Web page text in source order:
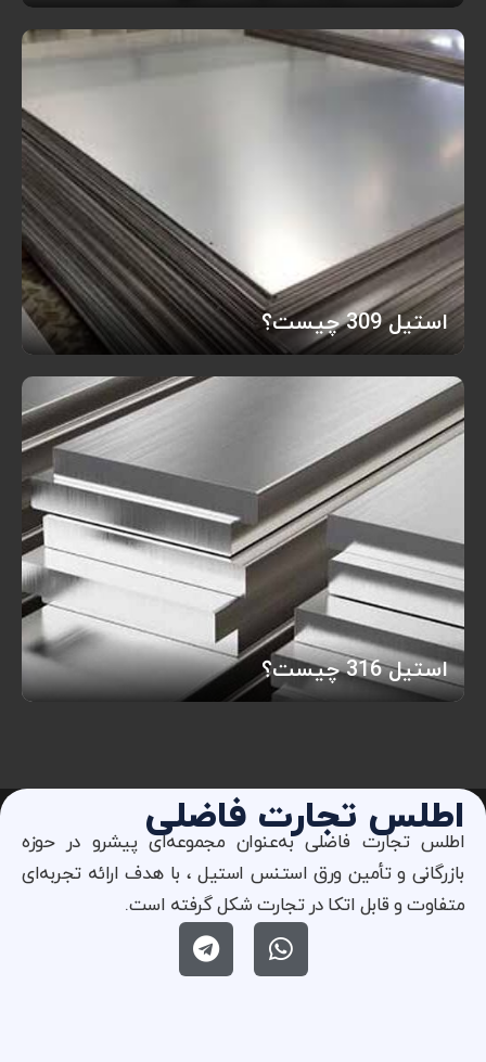
استیل 309 چیست؟
استیل 316 چیست؟
اطلس تجارت فاضلی
اطلس تجارت فاضلی به‌عنوان مجموعه‌ای پیشرو در حوزه
بازرگانی و تأمین ورق استنس استیل ، با هدف ارائه تجربه‌ای
متفاوت و قابل اتکا در تجارت شکل گرفته است.